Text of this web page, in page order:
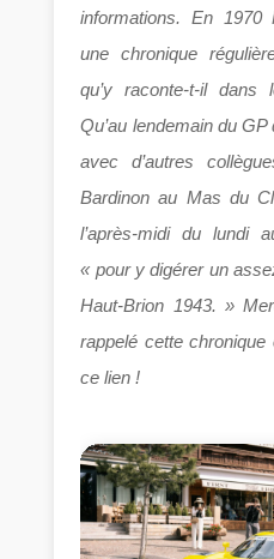
informations. En 1970
une chronique
qu’y raconte-t-il dans
Qu’au lendemain du
avec d’autres
Bardinon au Mas du
l’après-midi du lundi
« pour y digérer un
Haut-Brion 1943. »
rappelé cette
ce lien !